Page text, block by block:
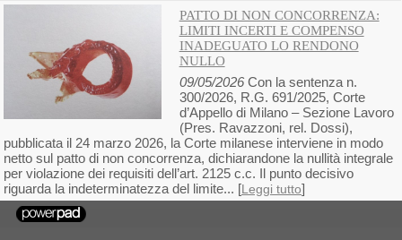
PATTO DI NON CONCORRENZA:
LIMITI INCERTI E COMPENSO
INADEGUATO LO RENDONO
NULLO
09/05/2026Con la sentenza n.
300/2026, R.G. 691/2025, Corte
d’Appello di Milano – Sezione Lavoro
(Pres. Ravazzoni, rel. Dossi),
pubblicata il 24 marzo 2026, la Corte milanese interviene in modo
netto sul patto di non concorrenza, dichiarandone la nullità integrale
per violazione dei requisiti dell’art. 2125 c.c. Il punto decisivo
riguarda la indeterminatezza del limite... [Leggi tutto]